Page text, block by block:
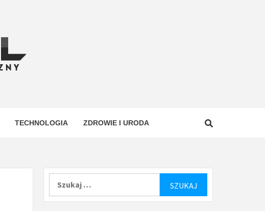
TECHNOLOGIA ZDROWIE I URODA